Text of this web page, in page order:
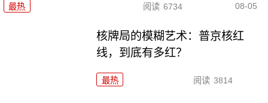
最热 阅读 6734 08-05
核牌局的模糊艺术：普京核红
线，到底有多红？
最热 阅读 3814